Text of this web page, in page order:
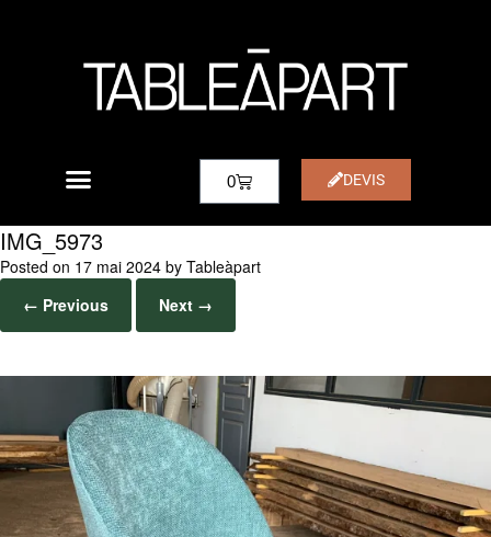
0 DEVIS
IMG_5973
Posted on 17 mai 2024 by Tableàpart
← Previous
Next →